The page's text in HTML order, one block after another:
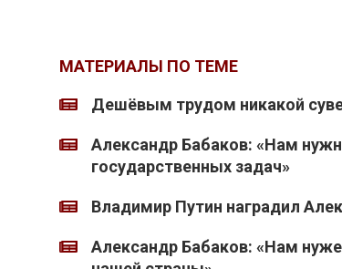
МАТЕРИАЛЫ ПО ТЕМЕ
Дешёвым трудом никакой
Александр Бабаков: «Нам
государственных задач»
Владимир Путин наградил
Александр Бабаков: «Нам